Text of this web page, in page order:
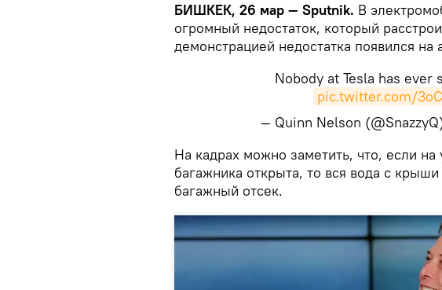
БИШКЕК, 26 мар — Sputnik. В
огромный недостаток, который
демонстрацией недостатка появился
Nobody at Tesla has ever
pic.twitter.com/
— Quinn Nelson
​На кадрах можно заметить, что, если
багажника открыта, то вся вода с
багажный отсек.